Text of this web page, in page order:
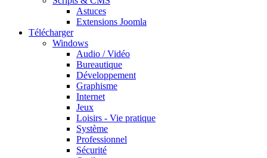
Astuces
Extensions Joomla
Télécharger
Windows
Audio / Vidéo
Bureautique
Développement
Graphisme
Internet
Jeux
Loisirs - Vie pratique
Système
Professionnel
Sécurité